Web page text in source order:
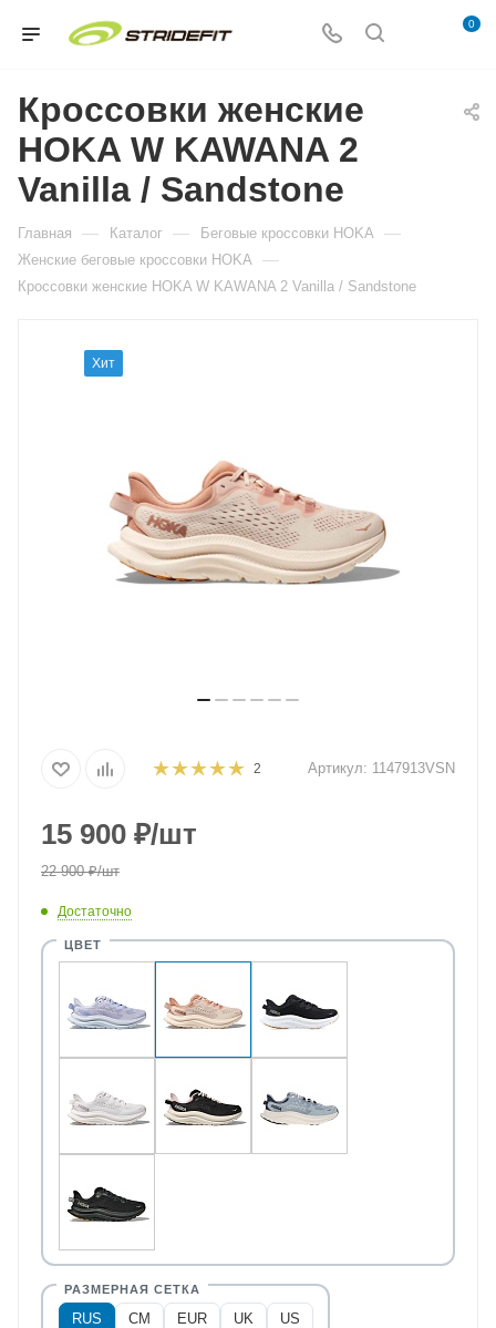
0
Кроссовки женские
HOKA W KAWANA 2
Vanilla / Sandstone
Главная — Каталог — Беговые кроссовки HOKA —
Женские беговые кроссовки HOKA —
Кроссовки женские HOKA W KAWANA 2 Vanilla / Sandstone
Хит
2 Артикул: 1147913VSN
15 900 ₽/шт
22 900₽/шт
Достаточно
RUS CM EUR UK US